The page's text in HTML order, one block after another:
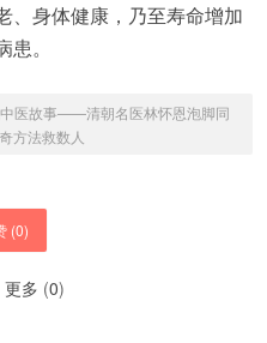
、身体健康，乃至寿命增加
。
医故事——清朝名医林怀恩泡脚同
方法救数人
(0)
更多 (0)